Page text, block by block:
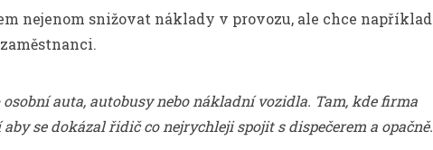
nejenom snižovat náklady v provozu, ale chce například
auta, autobusy nebo nákladní vozidla. Tam, kde firma
se dokázal řidič co nejrychleji spojit s dispečerem a opačně.